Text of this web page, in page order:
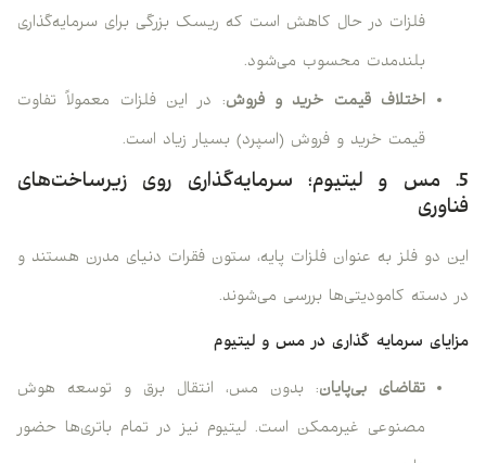
فلزات در حال کاهش است که ریسک بزرگی برای سرمایه‌گذاری
بلندمدت محسوب می‌شود.
اختلاف قیمت خرید و فروش: در این فلزات معمولاً تفاوت
قیمت خرید و فروش (اسپرد) بسیار زیاد است.
5. مس و لیتیوم؛ سرمایه‌گذاری روی زیرساخت‌های
فناوری
این دو فلز به عنوان فلزات پایه، ستون فقرات دنیای مدرن هستند و
در دسته کامودیتی‌ها بررسی می‌شوند.
مزایای سرمایه گذاری در مس و لیتیوم
تقاضای بی‌پایان: بدون مس، انتقال برق و توسعه هوش
مصنوعی غیرممکن است. لیتیوم نیز در تمام باتری‌ها حضور